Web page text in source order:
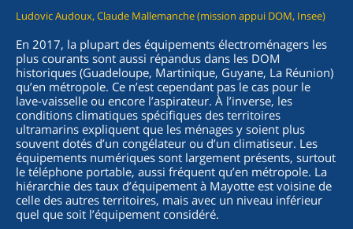
Ludovic Audoux, Claude Mallemanche (mission appui DOM, Insee)
En 2017, la plupart des équipements électroménagers les
plus courants sont aussi répandus dans les DOM
historiques (Guadeloupe, Martinique, Guyane, La Réunion)
qu’en métropole. Ce n’est cependant pas le cas pour le
lave-vaisselle ou encore l’aspirateur. À l’inverse, les
conditions climatiques spécifiques des territoires
ultramarins expliquent que les ménages y soient plus
souvent dotés d’un congélateur ou d’un climatiseur. Les
équipements numériques sont largement présents, surtout
le téléphone portable, aussi fréquent qu’en métropole. La
hiérarchie des taux d’équipement à Mayotte est voisine de
celle des autres territoires, mais avec un niveau inférieur
quel que soit l’équipement considéré.